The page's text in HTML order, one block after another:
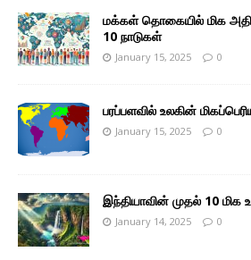
மக்கள் தொகையில் மிக
10 நாடுகள்
January 15, 2025 0
பரப்பளவில் உலகின்
January 15, 2025 0
இந்தியாவின் முதல் 10 மிக
January 14, 2025 0